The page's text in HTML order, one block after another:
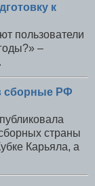
к
пользователи
–
сборные РФ
страны
Карьяла, а